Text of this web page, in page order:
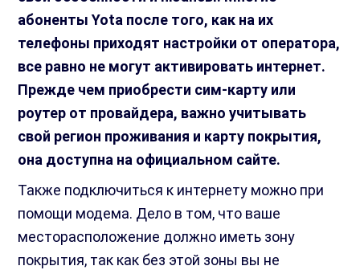
абоненты Yota после того, как на их
телефоны приходят настройки от оператора,
все равно не могут активировать интернет.
Прежде чем приобрести сим-карту или
роутер от провайдера, важно учитывать
свой регион проживания и карту покрытия,
она доступна на официальном сайте.
Также подключиться к интернету можно при
помощи модема. Дело в том, что ваше
месторасположение должно иметь зону
покрытия, так как без этой зоны вы не